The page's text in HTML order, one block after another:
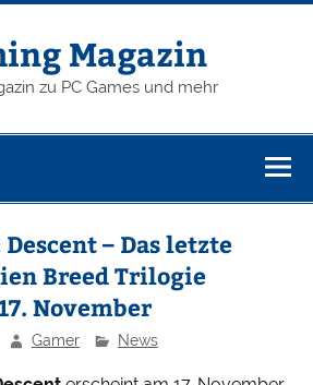
Magazin
zu PC Games und mehr
– Das letzte
Breed Trilogie
November
Gamer News